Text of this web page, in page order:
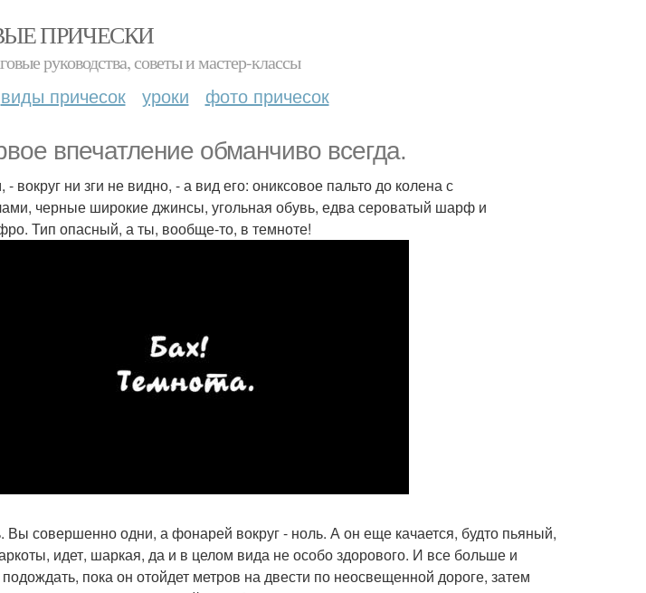
ПРИЧЕСКИ
руководства, советы и мастер-классы
виды причесок уроки фото причесок
впечатление обманчиво всегда.
вокруг ни зги не видно, - а вид его: ониксовое пальто до колена с
черные широкие джинсы, угольная обувь, едва сероватый шарф и
Тип опасный, а ты, вообще-то, в темноте!
совершенно одни, а фонарей вокруг - ноль. А он еще качается, будто пьяный,
идет, шаркая, да и в целом вида не особо здорового. И все больше и
пока он отойдет метров на двести по неосвещенной дороге, затем